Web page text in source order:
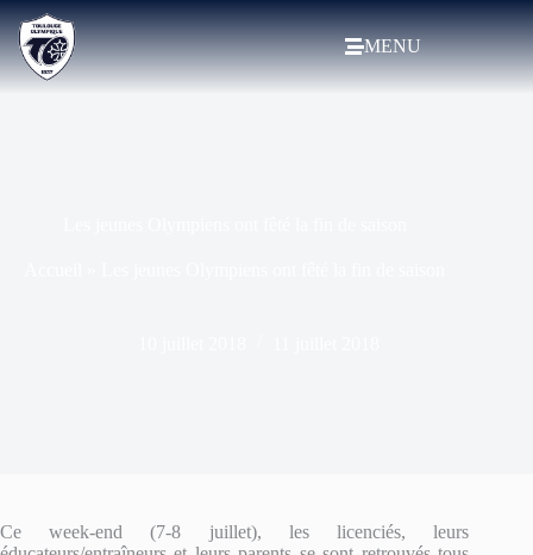
MENU
Ce week-end (7-8 juillet), les licenciés, leurs